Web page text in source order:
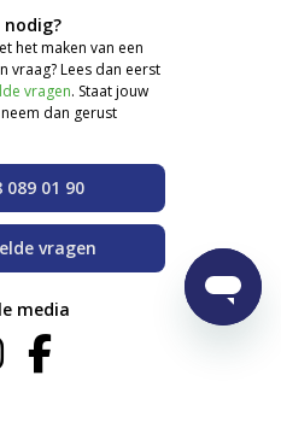
nodig?
het maken van een
vraag? Lees dan eerst
vragen. Staat jouw
dan gerust
089 01 90
vragen
media